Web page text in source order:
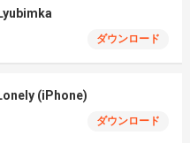
ダウンロード
(iPhone)
ダウンロード